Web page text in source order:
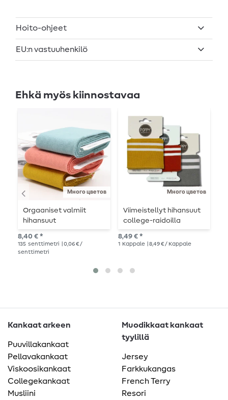
Hoito-ohjeet
EU:n vastuuhenkilö
Ehkä myös kiinnostavaa
Много цветов
Orgaaniset valmiit
hihansuut
8,40 € *
135 senttimetri
| 0,06 € /
senttimetri
Много цветов
Viimeistellyt hihansuut
college-raidoilla
8,49 € *
1 Kappale | 8,49 € / Kappale
Kankaat arkeen
Puuvillakankaat
Pellavakankaat
Viskoosikankaat
Collegekankaat
Musliini
Muodikkaat kankaat
tyylillä
Jersey
Farkkukangas
French Terry
Resori